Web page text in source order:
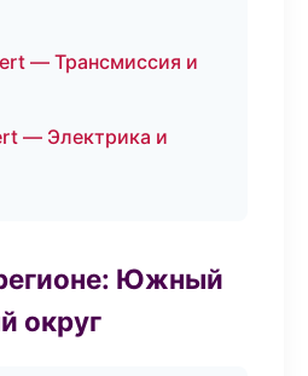
— Трансмиссия и
— Электрика и
Южный
округ